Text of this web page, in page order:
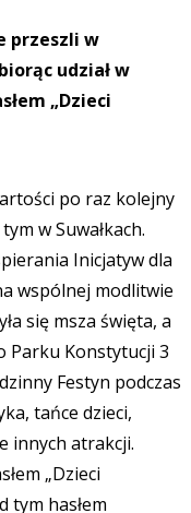
przeszli w
udział w
„Dzieci
po raz kolejny
w Suwałkach.
Inicjatyw dla
wspólnej modlitwie
się msza święta, a
Parku Konstytucji 3
Festyn podczas
tańce dzieci,
innych atrakcji.
„Dzieci
tym hasłem